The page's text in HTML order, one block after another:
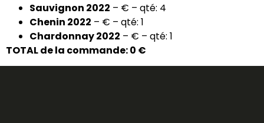
Sauvignon 2022 – € – qté: 4
Chenin 2022 – € – qté: 1
Chardonnay 2022 – € – qté: 1
TOTAL de la commande: 0 €